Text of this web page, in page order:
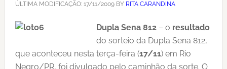
ÚLTIMA MODIFICAÇÃO: 17/11/2009BY RITA CARANDINA
Dupla Sena 812– o resultado
do sorteio da Dupla Sena 812,
que aconteceu nesta terça-feira (17/11) em Rio
Negro/PR, foi divulgado pelo caminhão da sorte. O